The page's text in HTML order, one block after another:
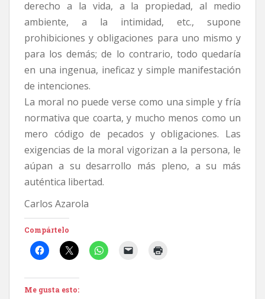
derecho a la vida, a la propiedad, al medio
ambiente, a la intimidad, etc., supone
prohibiciones y obligaciones para uno mismo y
para los demás; de lo contrario, todo quedaría
en una ingenua, ineficaz y simple manifestación
de intenciones.
La moral no puede verse como una simple y fría
normativa que coarta, y mucho menos como un
mero código de pecados y obligaciones. Las
exigencias de la moral vigorizan a la persona, le
aúpan a su desarrollo más pleno, a su más
auténtica libertad.
Carlos Azarola
Compártelo
Me gusta esto: